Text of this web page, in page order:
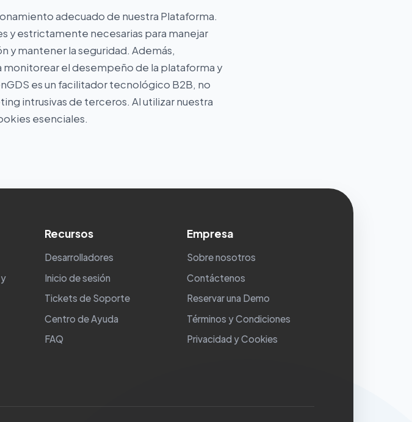
adecuado de nuestra Plataforma.
y estrictamente necesarias para manejar
y mantener la seguridad. Además,
monitorear el desempeño de la plataforma y
es un facilitador tecnológico B2B, no
intrusivas de terceros. Al utilizar nuestra
esenciales.
Recursos
Desarrolladores
Inicio de sesión
Tickets de Soporte
Centro de Ayuda
FAQ
Empresa
Sobre nosotros
Contáctenos
Reservar una Demo
Términos y Condiciones
Privacidad y Cookies